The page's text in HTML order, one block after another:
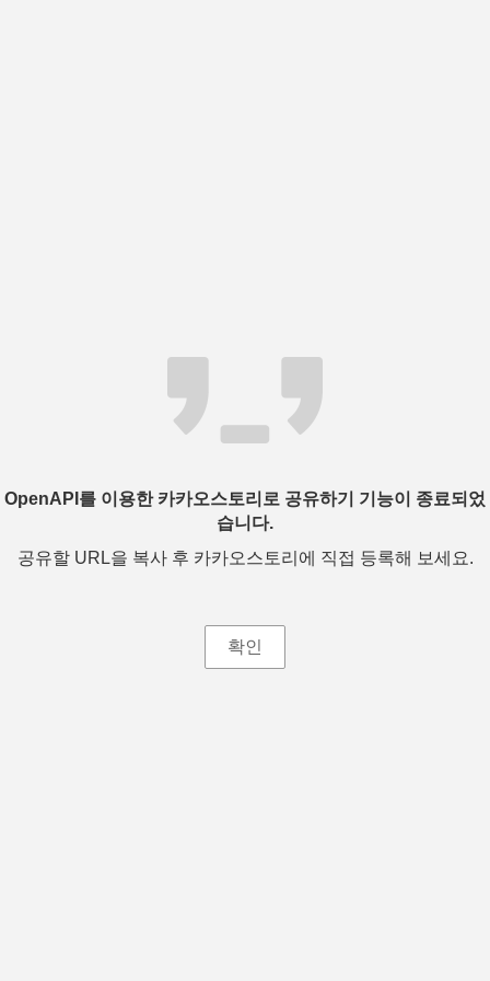
OpenAPI를 이용한 카카오스토리로 공유하기 기능이 종료되었
습니다.
공유할 URL을 복사 후 카카오스토리에 직접 등록해 보세요.
확인